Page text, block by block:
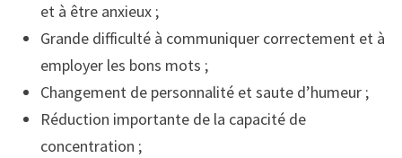
et à être anxieux ;
Grande difficulté à communiquer correctement et à
employer les bons mots ;
Changement de personnalité et saute d’humeur ;
Réduction importante de la capacité de
concentration ;